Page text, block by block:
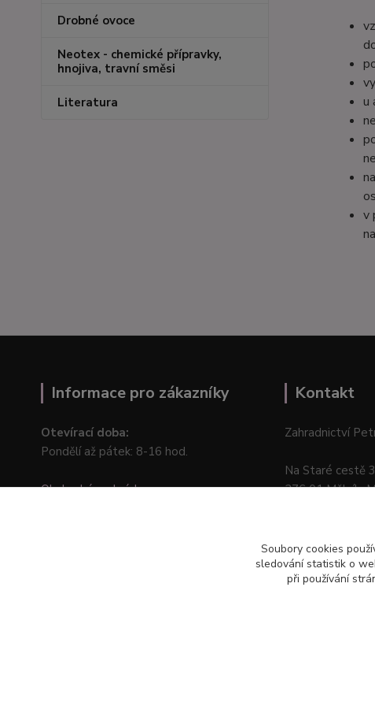
Drobné ovoce
Neotex - chemické přípravky,
hnojiva, travní směsi
Literatura
u
v
Informace pro zákazníky
Otevírací doba:
Pondělí až pátek: 8-16 hod.
Obchodní podmínky
Kontakt
Zahradnictví
Na Staré cestě
276 01
Soubory cookies
sledování statistik o
při používání